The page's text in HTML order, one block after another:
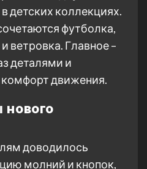
детских коллекциях.
футболка,
ветровка. Главное –
деталями и
комфорт движения.
доводилось
молний и кнопок,